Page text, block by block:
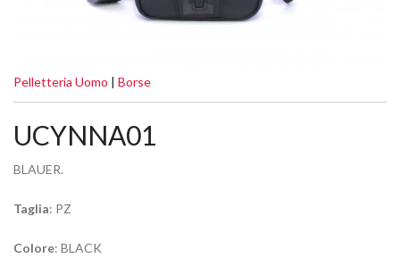
Pelletteria Uomo | Borse
UCYNNA01
BLAUER.
Taglia: PZ
Colore: BLACK